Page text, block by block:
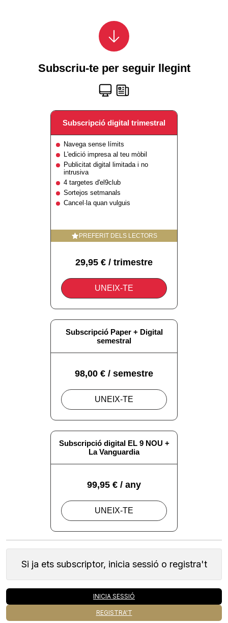
Si ja ets subscriptor, inicia sessió o registra't
INICIA SESSIÓ
REGISTRA'T